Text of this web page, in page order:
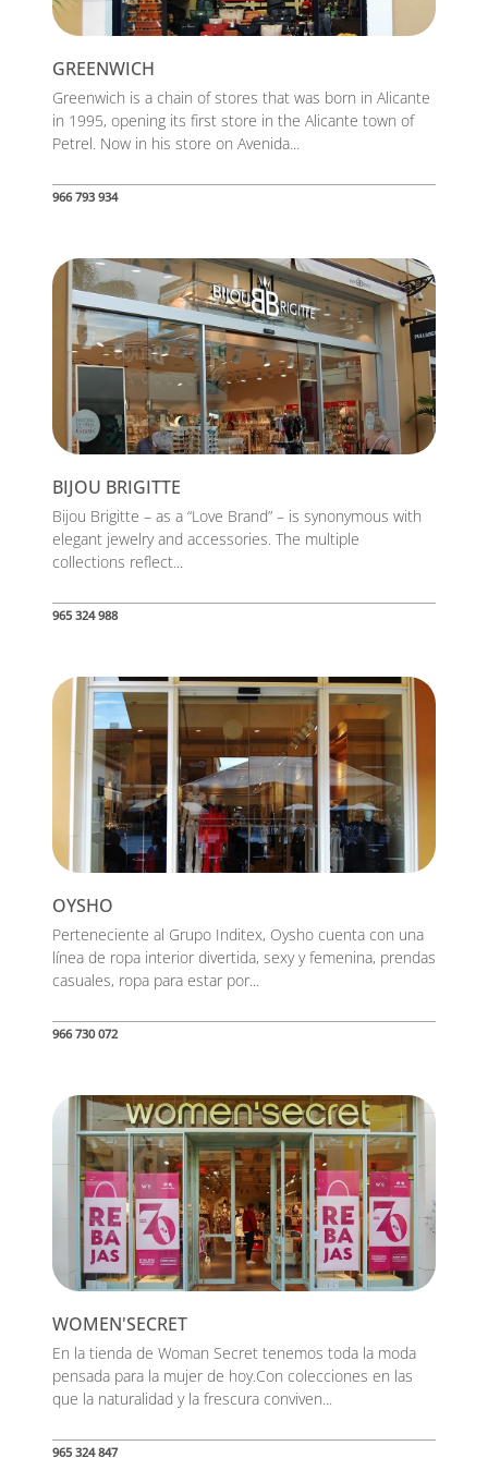
GREENWICH
Greenwich is a chain of stores that was born in Alicante
in 1995, opening its first store in the Alicante town of
Petrel. Now in his store on Avenida...
966 793 934
BIJOU BRIGITTE
Bijou Brigitte – as a “Love Brand” – is synonymous with
elegant jewelry and accessories. The multiple
collections reflect...
965 324 988
OYSHO
Perteneciente al Grupo Inditex, Oysho cuenta con una
línea de ropa interior divertida, sexy y femenina, prendas
casuales, ropa para estar por...
966 730 072
WOMEN'SECRET
En la tienda de Woman Secret tenemos toda la moda
pensada para la mujer de hoy.Con colecciones en las
que la naturalidad y la frescura conviven...
965 324 847